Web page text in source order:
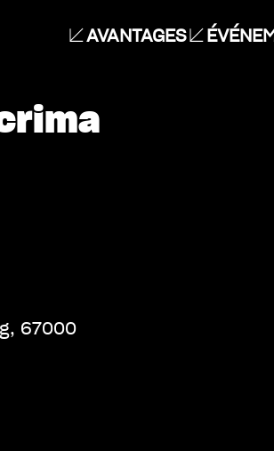
AVANTAGES
67000